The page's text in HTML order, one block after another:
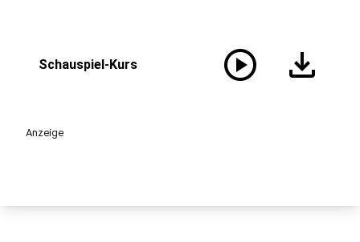
Schauspiel-Kurs play_circle download
Anzeige